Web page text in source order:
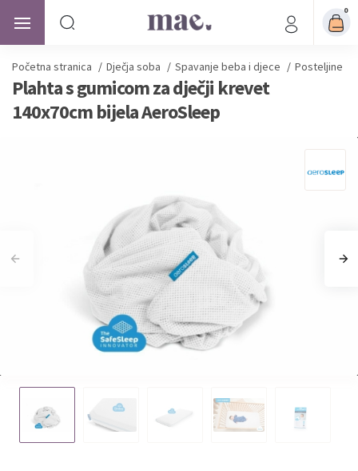
0
Početna stranica / Dječja soba / Spavanje beba i djece / Posteljine
Plahta s gumicom za dječji krevet
140x70cm bijela AeroSleep